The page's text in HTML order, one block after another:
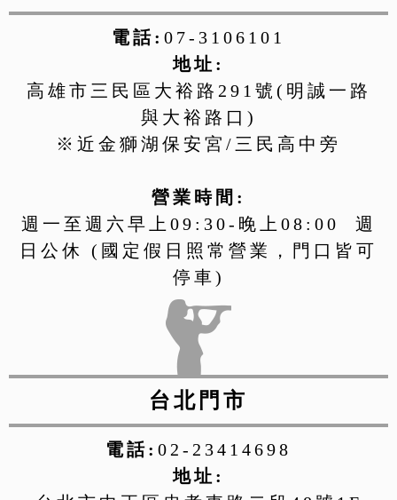
電話: 07-3106101
地址:
高雄市三民區大裕路291號(明誠一路
與大裕路口)
※近金獅湖保安宮/三民高中旁
營業時間:
週一至週六早上09:30-晚上08:00 週
日公休 (國定假日照常營業，門口皆可
停車)
台北門市
電話: 02-23414698
地址: